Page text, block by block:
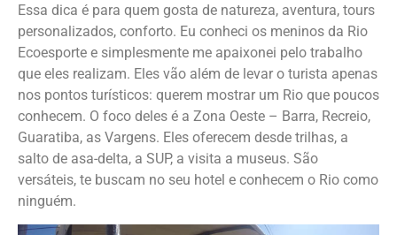
Essa dica é para quem gosta de natureza, aventura, tours
personalizados, conforto. Eu conheci os meninos da Rio
Ecoesporte e simplesmente me apaixonei pelo trabalho
que eles realizam. Eles vão além de levar o turista apenas
nos pontos turísticos: querem mostrar um Rio que poucos
conhecem. O foco deles é a Zona Oeste – Barra, Recreio,
Guaratiba, as Vargens. Eles oferecem desde trilhas, a
salto de asa-delta, a SUP, a visita a museus. São
versáteis, te buscam no seu hotel e conhecem o Rio como
ninguém.